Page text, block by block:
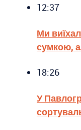
12:37
Ми
сумкою,
18:26
У